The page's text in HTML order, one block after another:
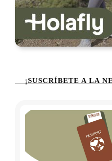
¡SUSCRÍBETE A LA